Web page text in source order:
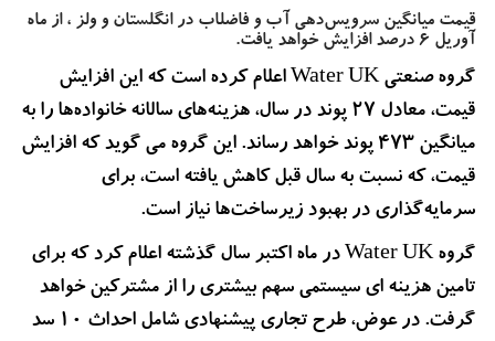
قیمت میانگین سرویس‌دهی آب و فاضلاب در انگلستان و ولز ، از ماه
آوریل 6 درصد افزایش خواهد یافت.
گروه صنعتی Water UK اعلام کرده است که این افزایش
قیمت، معادل 27 پوند در سال، هزینه‌های سالانه خانواده‌ها را به
میانگین 473 پوند خواهد رساند. این گروه می گوید که افزایش
قیمت، که نسبت به سال قبل کاهش یافته است، برای
سرمایه‌گذاری در بهبود زیرساخت‌ها نیاز است.
گروه Water UK در ماه اکتبر سال گذشته اعلام کرد که برای
تامین هزینه ای سیستمی سهم بیشتری را از مشترکین خواهد
گرفت. در عوض، طرح تجاری پیشنهادی شامل احداث 10 سد